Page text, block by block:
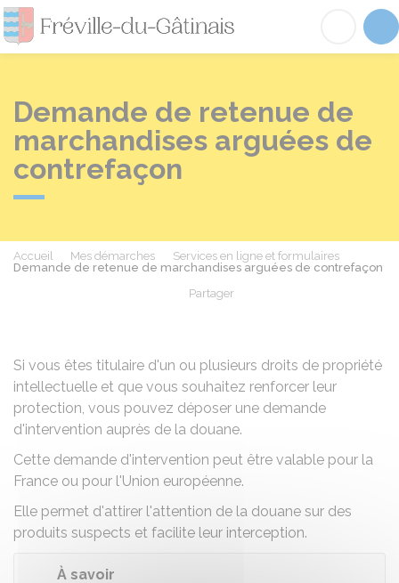
Fréville-du-
Demande de retenue de
marchandises arguées de
contrefaçon
Accueil Mes démarches
Services en ligne et formulaires
Demande de retenue de marchandises arguées de contrefaçon
Partager
Si vous êtes titulaire d'un ou plusieurs droits de propriété
intellectuelle et que vous souhaitez renforcer leur
protection, vous pouvez déposer une demande
d'intervention auprès de la douane.
Cette demande d'intervention peut être valable pour la
France ou pour l'Union européenne.
Elle permet d'attirer l'attention de la douane sur des
produits suspects et facilite leur interception.
À savoir